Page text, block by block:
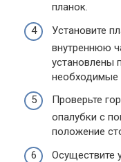
планок.
Установите
внутреннюю
установлены
необходимые
Проверьте
опалубки с
положение
Осуществите